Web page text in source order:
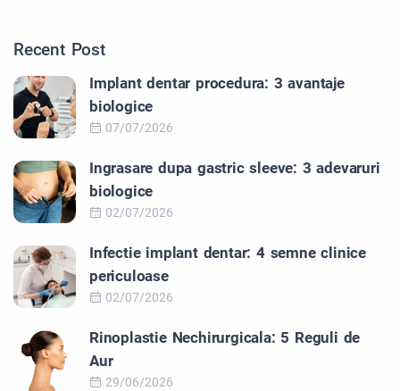
Recent Post
Implant dentar procedura: 3 avantaje
biologice
07/07/2026
Ingrasare dupa gastric sleeve: 3 adevaruri
biologice
02/07/2026
Infectie implant dentar: 4 semne clinice
periculoase
02/07/2026
Rinoplastie Nechirurgicala: 5 Reguli de
Aur
29/06/2026